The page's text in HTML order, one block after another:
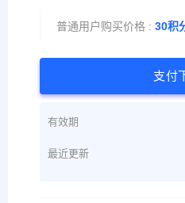
普通用户购买价格 : 30积
支付
有效期
最近更新